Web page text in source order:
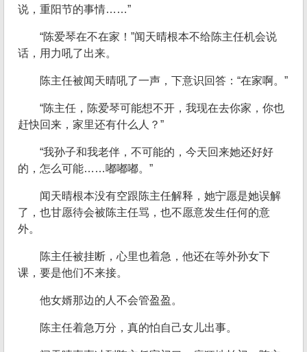
说，重阳节的事情……”
“陈爱琴在不在家！”闻天晴根本不给陈主任机会说
话，用力吼了出来。
陈主任被闻天晴吼了一声，下意识回答：“在家啊。”
“陈主任，陈爱琴可能想不开，我现在去你家，你也
赶快回来，家里还有什么人？”
“我孙子和我老伴，不可能的，今天回来她还好好
的，怎么可能……嘟嘟嘟。”
闻天晴根本没有空跟陈主任解释，她宁愿是她误解
了，也甘愿待会被陈主任骂，也不愿意发生任何的意
外。
陈主任被挂断，心里也着急，他还在等外孙女下
课，要是他们不来接。
他女婿那边的人不会管盈盈。
陈主任着急万分，真的怕自己女儿出事。